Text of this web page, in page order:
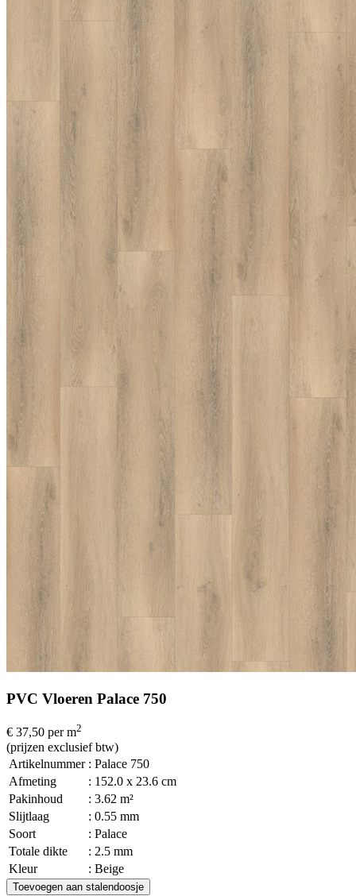
PVC Vloeren Palace 750
€ 37,50 per m2
(prijzen exclusief btw)
Artikelnummer : Palace 750
Afmeting
: 152.0 x 23.6 cm
Pakinhoud
: 3.62 m²
Slijtlaag
: 0.55 mm
Soort
: Palace
Totale dikte
: 2.5 mm
Kleur
: Beige
Toevoegen aan stalendoosje